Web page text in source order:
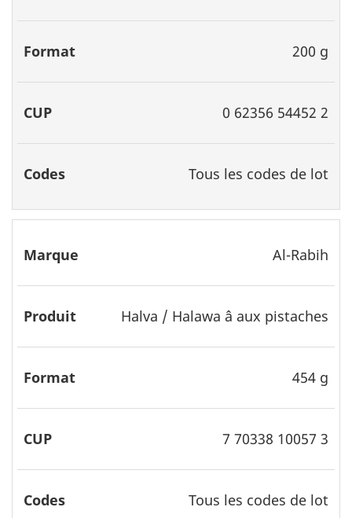
200 g
0 62356 54452 2
Tous les codes de lot
Al-Rabih
Halva / Halawa â aux pistaches
454 g
7 70338 10057 3
Tous les codes de lot